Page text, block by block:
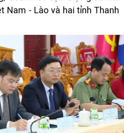
Nam - Lào và hai tỉnh Thanh